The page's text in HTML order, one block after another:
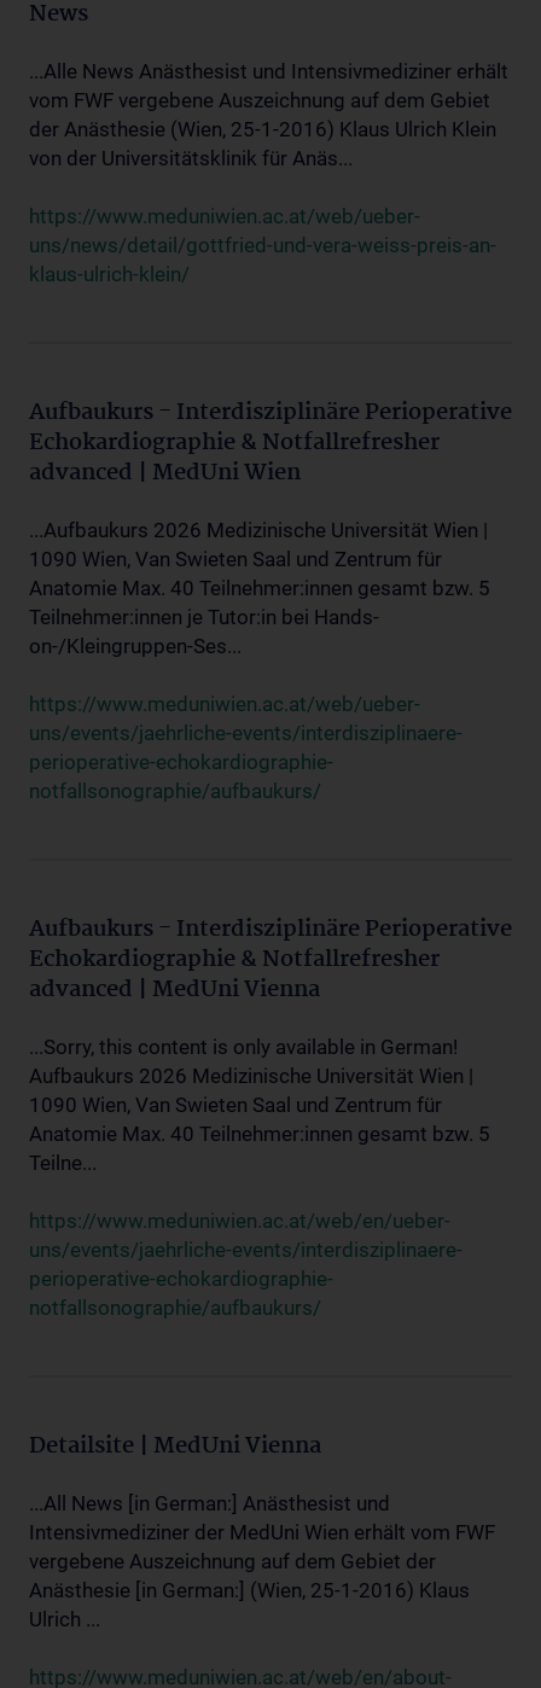
News
...Alle News Anästhesist und Intensivmediziner erhält
vom FWF vergebene Auszeichnung auf dem Gebiet
der Anästhesie (Wien, 25-1-2016) Klaus Ulrich Klein
von der Universitätsklinik für Anäs...
https://www.meduniwien.ac.at/web/ueber-
uns/news/detail/gottfried-und-vera-weiss-preis-an-
klaus-ulrich-klein/
Aufbaukurs - Interdisziplinäre Perioperative
Echokardiographie & Notfallrefresher
advanced | MedUni Wien
...Aufbaukurs 2026 Medizinische Universität Wien |
1090 Wien, Van Swieten Saal und Zentrum für
Anatomie Max. 40 Teilnehmer:innen gesamt bzw. 5
Teilnehmer:innen je Tutor:in bei Hands-
on-/Kleingruppen-Ses...
https://www.meduniwien.ac.at/web/ueber-
uns/events/jaehrliche-events/interdisziplinaere-
perioperative-echokardiographie-
notfallsonographie/aufbaukurs/
Aufbaukurs - Interdisziplinäre Perioperative
Echokardiographie & Notfallrefresher
advanced | MedUni Vienna
...Sorry, this content is only available in German!
Aufbaukurs 2026 Medizinische Universität Wien |
1090 Wien, Van Swieten Saal und Zentrum für
Anatomie Max. 40 Teilnehmer:innen gesamt bzw. 5
Teilne...
https://www.meduniwien.ac.at/web/en/ueber-
uns/events/jaehrliche-events/interdisziplinaere-
perioperative-echokardiographie-
notfallsonographie/aufbaukurs/
Detailsite | MedUni Vienna
...All News [in German:] Anästhesist und
Intensivmediziner der MedUni Wien erhält vom FWF
vergebene Auszeichnung auf dem Gebiet der
Anästhesie [in German:] (Wien, 25-1-2016) Klaus
Ulrich ...
https://www.meduniwien.ac.at/web/en/about-